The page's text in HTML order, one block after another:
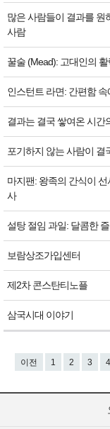
많은 사람들이 결과를 원
사람
꿀술 (Mead): 고대인의
인스턴트 라면: 간편함
결과는 결국 쌓여온 시간
포기하지 않는 사람이 결
마지팬: 왕족의 간식이
사
설탕 절임 과일: 달콤한
보람상조가입센터
제2차 콘스탄티노플
삼국시대 이야기
이전 1 2 3 4